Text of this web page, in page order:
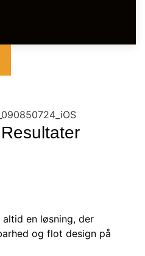
en løsning, der
og flot design på